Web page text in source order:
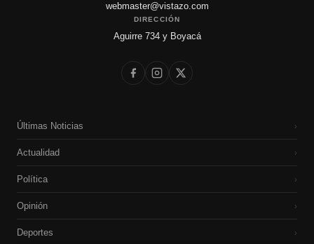
webmaster@vistazo.com
DIRECCIÓN
Aguirre 734 y Boyacá
Últimas Noticias ›
Actualidad ›
Política ›
Opinión ›
Deportes ›